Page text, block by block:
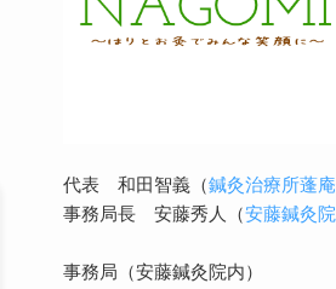
代表 和田智義（鍼灸治療所蓬庵
事務局長 安藤秀人（安藤鍼灸院
事務局（安藤鍼灸院内）